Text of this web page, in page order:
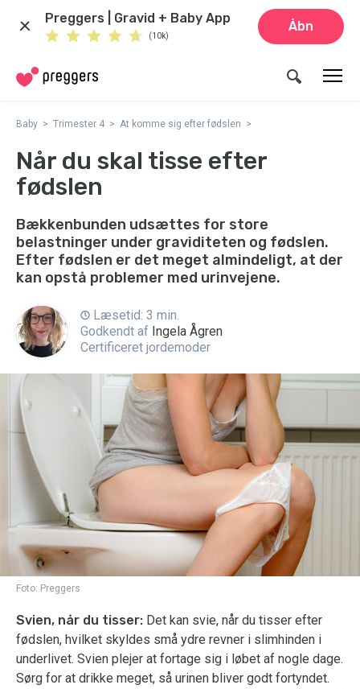
Preggers | Gravid + Baby App
(10k)
Åbn
Baby Trimester 4 At komme sig efter fødslen
Når du skal tisse efter
fødslen
Bækkenbunden udsættes for store
belastninger under graviditeten og fødslen.
Efter fødslen er det meget almindeligt, at der
kan opstå problemer med urinvejene.
Læsetid: 3 min.
Godkendt af Ingela Ågren
Certificeret jordemoder
Foto: Preggers
Svien, når du tisser: Det kan svie, når du tisser efter
fødslen, hvilket skyldes små ydre revner i slimhinden i
underlivet. Svien plejer at fortage sig i løbet af nogle dage.
Sørg for at drikke meget, så urinen bliver godt fortyndet.